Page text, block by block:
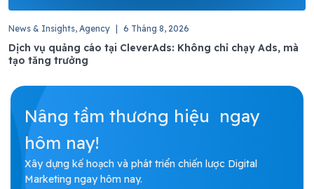
News & Insights, Agency 6 Tháng 8, 2026
Dịch vụ quảng cáo tại CleverAds: Không chỉ chạy Ads, mà
tạo tăng trưởng
Nâng tầm thương hiệu ngay
hôm nay!
Xây dựng kế hoạch và phát triển chiến lược Digital
Marketing ngay hôm nay.